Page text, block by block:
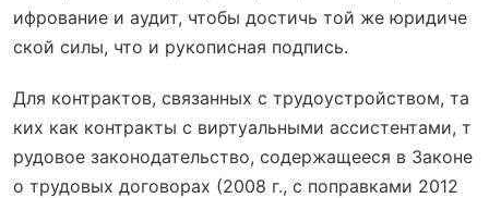
ифрование и аудит, чтобы достичь той же юридиче
ской силы, что и рукописная подпись.
Для контрактов, связанных с трудоустройством, та
ких как контракты с виртуальными ассистентами, т
рудовое законодательство, содержащееся в Законе
о трудовых договорах (2008 г., с поправками 2012